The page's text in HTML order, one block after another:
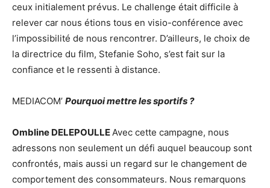
ceux initialement prévus. Le challenge était difficile à
relever car nous étions tous en visio-conférence avec
l’impossibilité de nous rencontrer. D’ailleurs, le choix de
la directrice du film, Stefanie Soho, s’est fait sur la
confiance et le ressenti à distance.
MEDIACOM’ Pourquoi mettre les sportifs ?
Ombline DELEPOULLE Avec cette campagne, nous
adressons non seulement un défi auquel beaucoup sont
confrontés, mais aussi un regard sur le changement de
comportement des consommateurs. Nous remarquons